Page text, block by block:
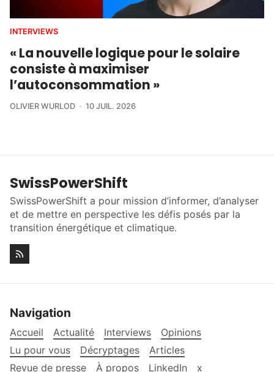
INTERVIEWS
« La nouvelle logique pour le solaire
consiste à maximiser
l’autoconsommation »
OLIVIER WURLOD 10 JUIL. 2026
SwissPowerShift
SwissPowerShift a pour mission d’informer, d’analyser
et de mettre en perspective les défis posés par la
transition énergétique et climatique.
Navigation
Accueil Actualité Interviews
Opinions
Lu pour vous
Décryptages
Articles
Revue de presse
À propos LinkedIn x